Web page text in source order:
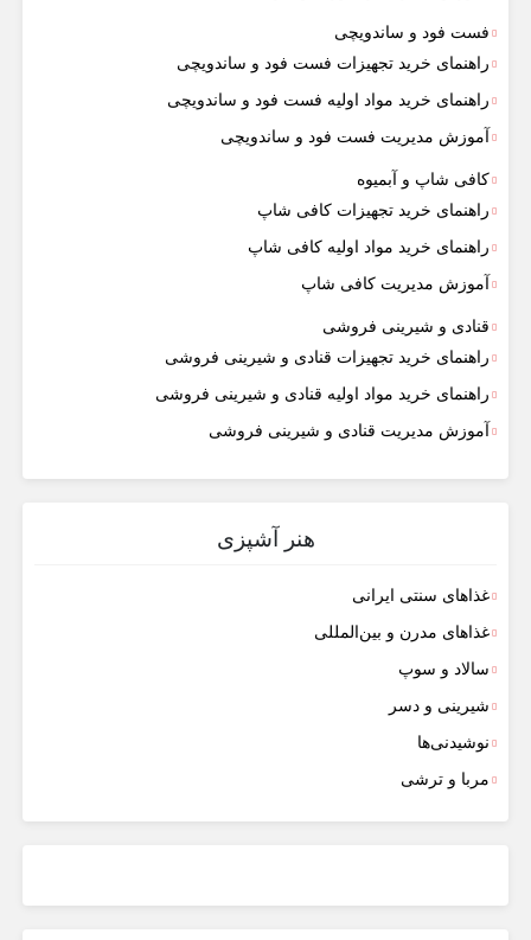
فست فود و ساندویچی
راهنمای خرید تجهیزات فست فود و ساندویچی
راهنمای خرید مواد اولیه فست فود و ساندویچی
آموزش مدیریت فست فود و ساندویچی
کافی شاپ و آبمیوه
راهنمای خرید تجهیزات کافی شاپ
راهنمای خرید مواد اولیه کافی‌ شاپ‌
آموزش مدیریت کافی شاپ
قنادی و شیرینی فروشی
راهنمای خرید تجهیزات قنادی و شیرینی فروشی
راهنمای خرید مواد اولیه قنادی و شیرینی فروشی
آموزش مدیریت قنادی و شیرینی فروشی
هنر آشپزی
غذاهای سنتی ایرانی
غذاهای مدرن و بین‌المللی
سالاد و سوپ
شیرینی و دسر
نوشیدنی‌ها
مربا و ترشی